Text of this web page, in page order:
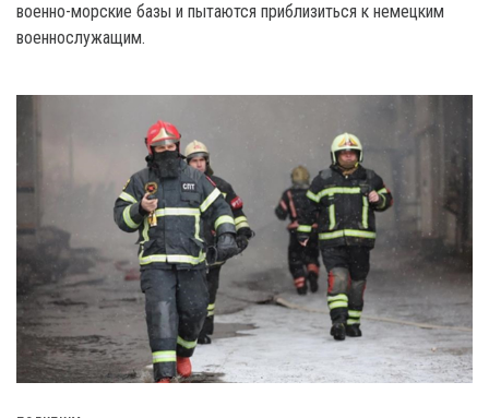
военно-морские базы и пытаются приблизиться к немецким
военнослужащим.